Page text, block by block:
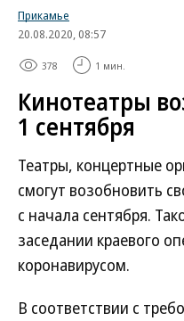
Прикамье
20.08.2020, 08:57
378 1 мин.
Кинотеатры
1 сентября
Театры, концертные
смогут возобновить
с начала сентября.
заседании краевого
коронавирусом.
В соответствии с